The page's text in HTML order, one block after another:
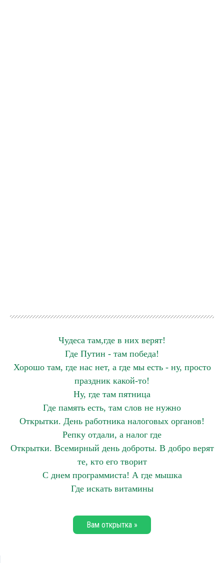
Чудеса там,где в них верят!
Где Путин - там победа!
Хорошо там, где нас нет, а где мы есть - ну, просто
праздник какой-то!
Ну, где там пятница
Где память есть, там слов не нужно
Открытки. День работника налоговых органов!
Репку отдали, а налог где
Открытки. Всемирный день доброты. В добро верят
те, кто его творит
С днем программиста! А где мышка
Где искать витамины
Вам открытка »